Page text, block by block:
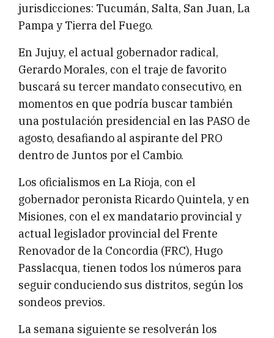
jurisdicciones: Tucumán, Salta, San Juan, La
Pampa y Tierra del Fuego.
En Jujuy, el actual gobernador radical,
Gerardo Morales, con el traje de favorito
buscará su tercer mandato consecutivo, en
momentos en que podría buscar también
una postulación presidencial en las PASO de
agosto, desafiando al aspirante del PRO
dentro de Juntos por el Cambio.
Los oficialismos en La Rioja, con el
gobernador peronista Ricardo Quintela, y en
Misiones, con el ex mandatario provincial y
actual legislador provincial del Frente
Renovador de la Concordia (FRC), Hugo
Passlacqua, tienen todos los números para
seguir conduciendo sus distritos, según los
sondeos previos.
La semana siguiente se resolverán los